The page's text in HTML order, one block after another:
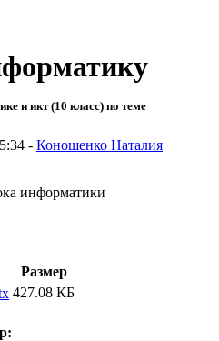
и икт (10 класс) по теме
- Коношенко Наталия
информатики
Размер
427.08 КБ